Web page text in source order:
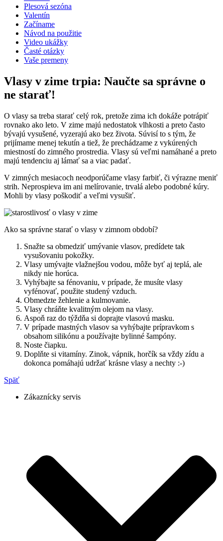
Plesová sezóna
Valentín
Začíname
Návod na použitie
Video ukážky
Časté otázky
Vaše premeny
Vlasy v zime trpia: Naučte sa správne o
ne starať!
O vlasy sa treba starať celý rok, pretože zima ich dokáže potrápiť
rovnako ako leto. V zime majú nedostatok vlhkosti a preto často
bývajú vysušené, vyzerajú ako bez života. Súvisí to s tým, že
prijímame menej tekutín a tiež, že prechádzame z vykúrených
miestností do zimného prostredia. Vlasy sú veľmi namáhané a preto
majú tendenciu aj lámať sa a viac padať.
V zimných mesiacoch neodporúčame vlasy farbiť, či výrazne meniť
strih. Neprospieva im ani melírovanie, trvalá alebo podobné kúry.
Mohli by vlasy poškodiť a veľmi vysušiť.
Ako sa správne starať o vlasy v zimnom období?
Snažte sa obmedziť umývanie vlasov, predídete tak
vysušovaniu pokožky.
Vlasy umývajte vlažnejšou vodou, môže byť aj teplá, ale
nikdy nie horúca.
Vyhýbajte sa fénovaniu, v prípade, že musíte vlasy
vyfénovať, použite studený vzduch.
Obmedzte žehlenie a kulmovanie.
Vlasy chráňte kvalitným olejom na vlasy.
Aspoň raz do týždňa si doprajte vlasovú masku.
V prípade mastných vlasov sa vyhýbajte prípravkom s
obsahom silikónu a používajte bylinné šampóny.
Noste čiapku.
Doplňte si vitamíny. Zinok, vápnik, horčík sa vždy zídu a
dokonca pomáhajú udržať krásne vlasy a nechty :-)
Späť
Zákaznícky servis